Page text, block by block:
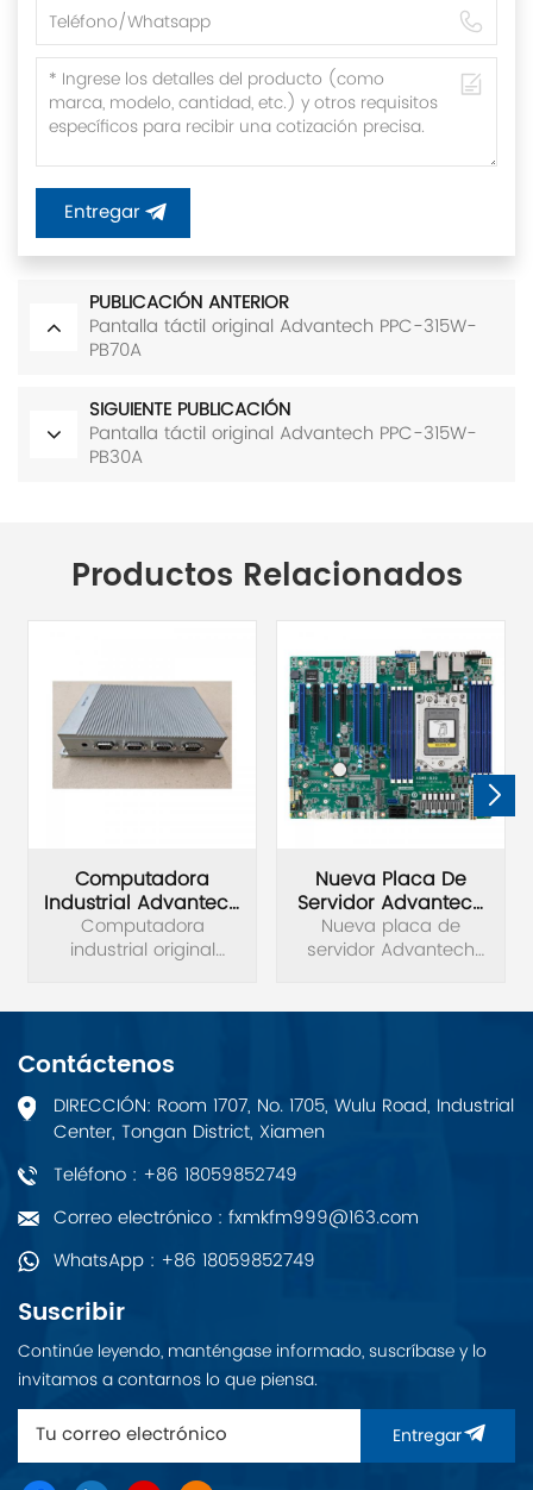
Entregar
PUBLICACIÓN ANTERIOR
Pantalla táctil original Advantech PPC-315W-
PB70A
SIGUIENTE PUBLICACIÓN
Pantalla táctil original Advantech PPC-315W-
PB30A
Productos Relacionados
Computadora
Industrial Advantech
UNO-2271G-
E22BE/4G/32G
Computadora
industrial original
E22BE/4G/32G.
Nueva Placa De
Servidor Advantech
ASMB-830I-00A1
Nueva placa de
servidor Advantech
4094 AMD® EPYC™
2x PCIe 4.0 x8, 9x SATA
3, 5x USB 3.2 (Gen1),
doble 10GbE e IPMI.
Contáctenos
DIRECCIÓN: Room 1707, No. 1705, Wulu Road, Industrial
Center, Tongan District, Xiamen
Teléfono : +86 18059852749
Correo electrónico : fxmkfm999@163.com
WhatsApp : +86 18059852749
Suscribir
Continúe leyendo, manténgase informado, suscríbase y lo
invitamos a contarnos lo que piensa.
Entregar